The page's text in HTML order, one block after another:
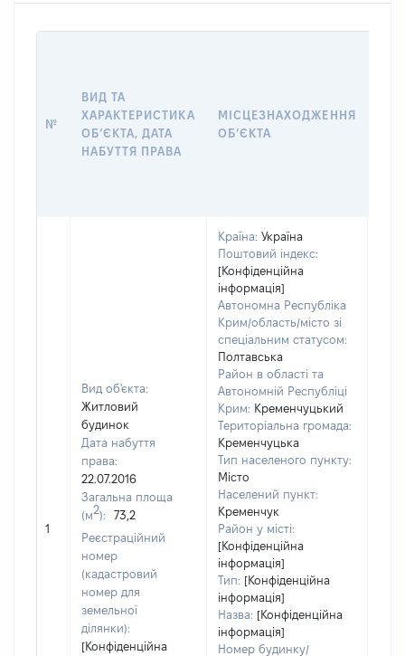
№
ВИД ТА
ХАРАКТЕРИСТИКА
ОБʼЄКТА, ДАТА
НАБУТТЯ ПРАВА
МІСЦЕЗНАХОДЖЕННЯ
ОБʼЄКТА
1
Вид об'єкта:
Житловий
будинок
Дата набуття
права:
22.07.2016
Загальна площа
(м2):
73,2
Реєстраційний
номер
(кадастровий
номер для
земельної
ділянки):
[Конфіденційна
Країна: Україна
Поштовий індекс:
[Конфіденційна
інформація]
Автономна Республіка
Крим/область/місто зі
спеціальним статусом:
Полтавська
Район в області та
Автономній Республіці
Крим: Кременчуцький
Територіальна громада:
Кременчуцька
Тип населеного пункту:
Місто
Населений пункт:
Кременчук
Район у місті:
[Конфіденційна
інформація]
Тип: [Конфіденційна
інформація]
Назва: [Конфіденційна
інформація]
Номер будинку/